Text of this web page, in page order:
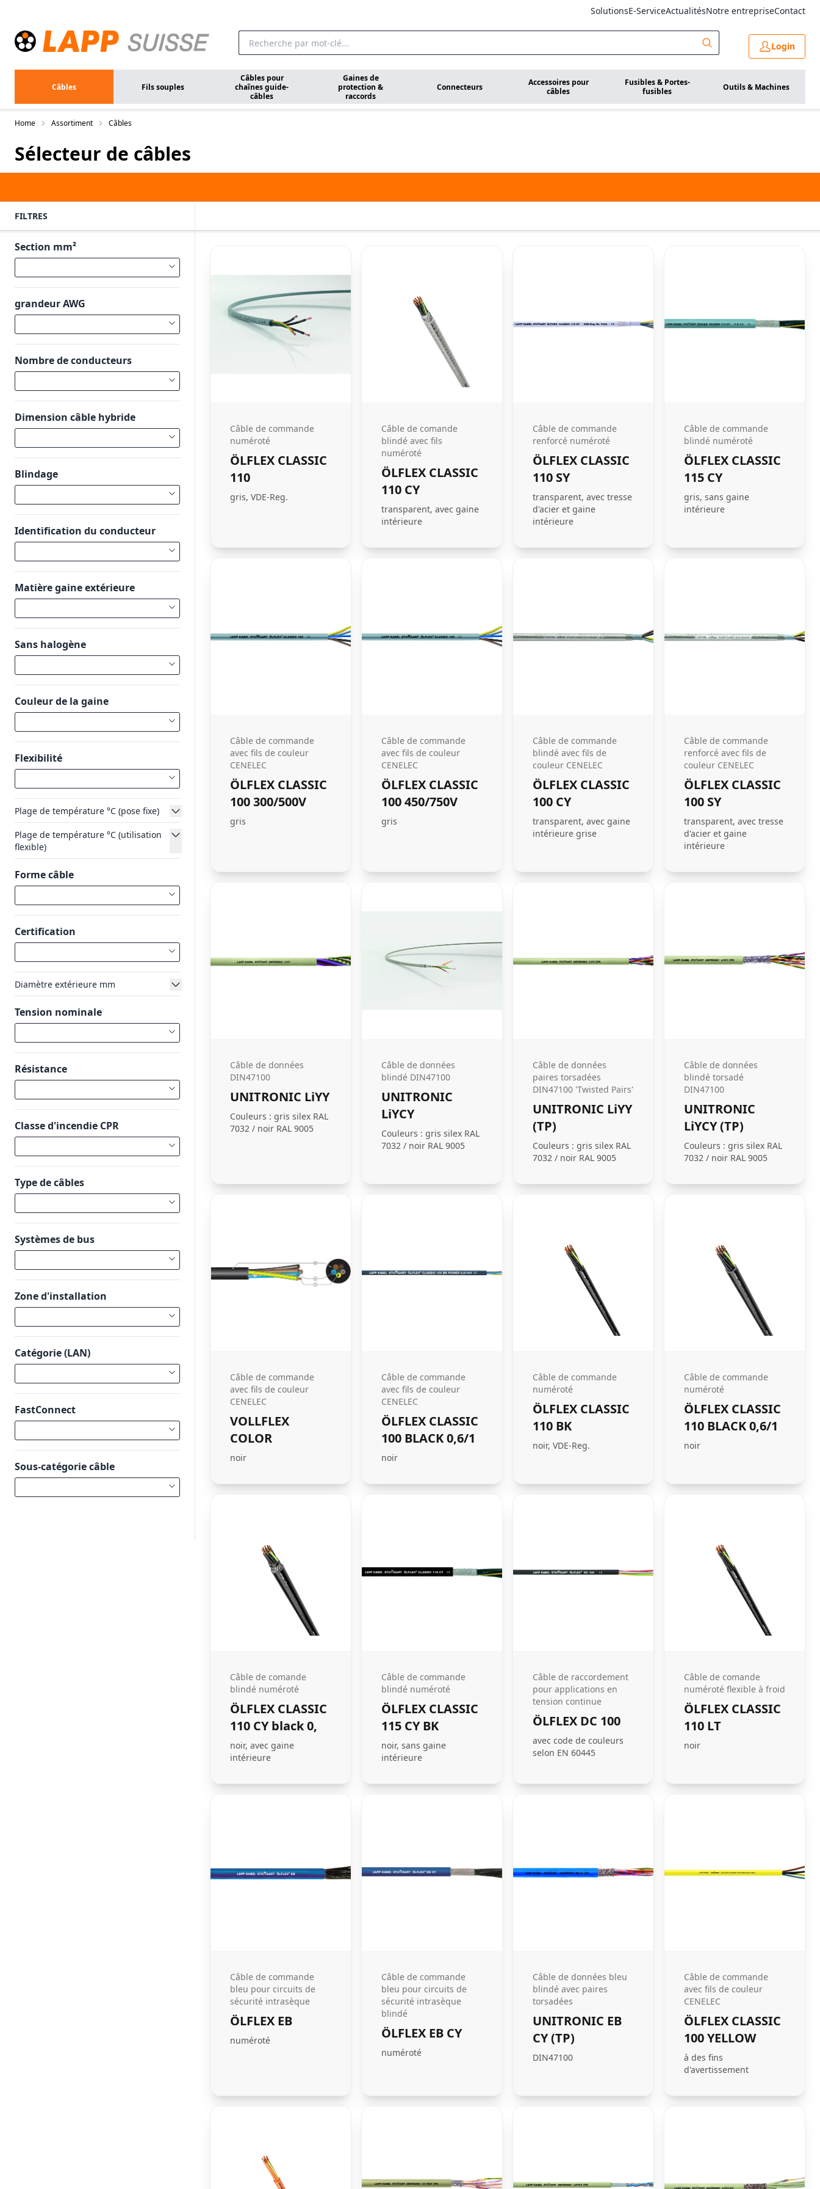
SolutionsE-ServiceActualitésNotre entrepriseContact
Login
Câbles Fils souples
Câbles pour
chaînes guide-
câbles
Gaines de
protection &
raccords
Connecteurs
Accessoires pour
câbles
Fusibles & Portes-
fusibles
Outils & Machines
Home Assortiment Câbles
Sélecteur de câbles
Câble de commande
numéroté
ÖLFLEX CLASSIC
110
gris, VDE-Reg.
Câble de comande
blindé avec fils
numéroté
ÖLFLEX CLASSIC
110 CY
transparent, avec gaine
intérieure
Câble de commande
renforcé numéroté
ÖLFLEX CLASSIC
110 SY
transparent, avec tresse
d'acier et gaine
intérieure
Câble de commande
blindé numéroté
ÖLFLEX CLASSIC
115 CY
gris, sans gaine
intérieure
Câble de commande
avec fils de couleur
CENELEC
ÖLFLEX CLASSIC
100 300/500V
gris
Câble de commande
avec fils de couleur
CENELEC
ÖLFLEX CLASSIC
100 450/750V
gris
Câble de commande
blindé avec fils de
couleur CENELEC
ÖLFLEX CLASSIC
100 CY
transparent, avec gaine
intérieure grise
Câble de commande
renforcé avec fils de
couleur CENELEC
ÖLFLEX CLASSIC
100 SY
transparent, avec tresse
d'acier et gaine
intérieure
Câble de données
DIN47100
UNITRONIC LiYY
Couleurs : gris silex RAL
7032 / noir RAL 9005
Câble de données
blindé DIN47100
UNITRONIC
LiYCY
Couleurs : gris silex RAL
7032 / noir RAL 9005
Câble de données
paires torsadées
DIN47100 'Twisted Pairs'
UNITRONIC LiYY
(TP)
Couleurs : gris silex RAL
7032 / noir RAL 9005
Câble de données
blindé torsadé
DIN47100
UNITRONIC
LiYCY (TP)
Couleurs : gris silex RAL
7032 / noir RAL 9005
Câble de commande
avec fils de couleur
CENELEC
VOLLFLEX
COLOR
noir
Câble de commande
avec fils de couleur
CENELEC
ÖLFLEX CLASSIC
100 BLACK 0,6/1
noir
Câble de commande
numéroté
ÖLFLEX CLASSIC
110 BK
noir, VDE-Reg.
Câble de commande
numéroté
ÖLFLEX CLASSIC
110 BLACK 0,6/1
noir
Câble de comande
blindé numéroté
ÖLFLEX CLASSIC
110 CY black 0,
noir, avec gaine
intérieure
Câble de commande
blindé numéroté
ÖLFLEX CLASSIC
115 CY BK
noir, sans gaine
intérieure
Câble de raccordement
pour applications en
tension continue
ÖLFLEX DC 100
avec code de couleurs
selon EN 60445
Câble de comande
numéroté flexible à froid
ÖLFLEX CLASSIC
110 LT
noir
Câble de commande
bleu pour circuits de
sécurité intrasèque
ÖLFLEX EB
numéroté
Câble de commande
bleu pour circuits de
sécurité intrasèque
blindé
ÖLFLEX EB CY
numéroté
Câble de données bleu
blindé avec paires
torsadées
UNITRONIC EB
CY (TP)
DIN47100
Câble de commande
avec fils de couleur
CENELEC
ÖLFLEX CLASSIC
100 YELLOW
à des fins
d'avertissement
FILTRES
Section mm²
grandeur AWG
Nombre de conducteurs
Dimension câble hybride
Blindage
Identification du conducteur
Matière gaine extérieure
Sans halogène
Couleur de la gaine
Flexibilité
Plage de température °C (pose fixe)
Plage de température °C (utilisation
flexible)
Forme câble
Certification
Diamètre extérieure mm
Tension nominale
Résistance
Classe d'incendie CPR
Type de câbles
Systèmes de bus
Zone d'installation
Catégorie (LAN)
FastConnect
Sous-catégorie câble